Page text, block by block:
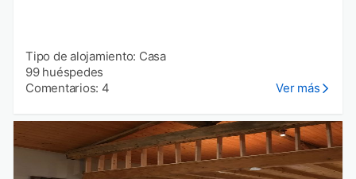
Tipo de alojamiento: Casa
99 huéspedes
Comentarios: 4
Ver más